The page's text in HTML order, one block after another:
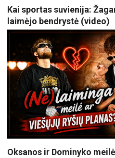
Kai sportas suvienija:
laimėjo bendrystė (video)
Oksanos ir Dominyko